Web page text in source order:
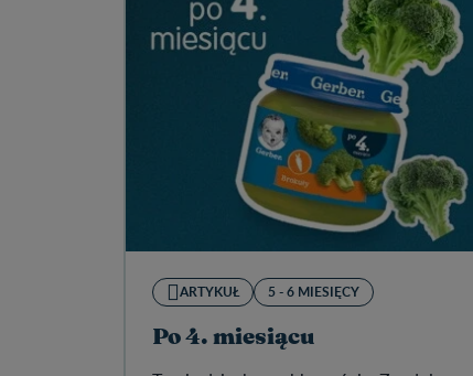
ARTYKUŁ 5 - 6 MIESIĘCY
Po 4. miesiącu